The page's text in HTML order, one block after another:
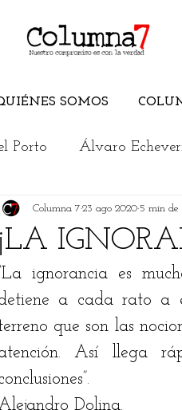
SOMOS
Porto Álvaro
Agudelo Edimer
Caro Cristian
Conoce el
Elsie Betancourt
¡LA
Columna 7 23 ago 2020 5 min de
ignorancia es
a cada rato a
que son las
Así llega
Dolina.